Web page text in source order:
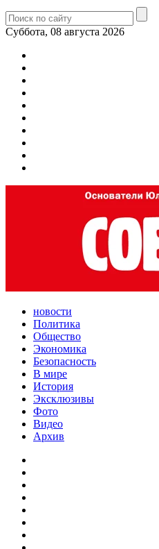
Суббота, 08 августа 2026
новости
Политика
Общество
Экономика
Безопасность
В мире
История
Эксклюзивы
Фото
Видео
Архив